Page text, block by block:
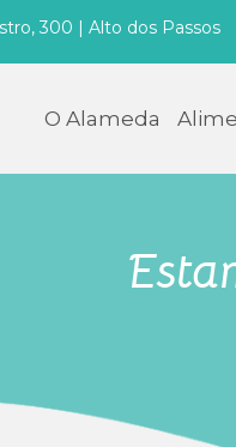
300 | Alto dos Passos
O Alameda